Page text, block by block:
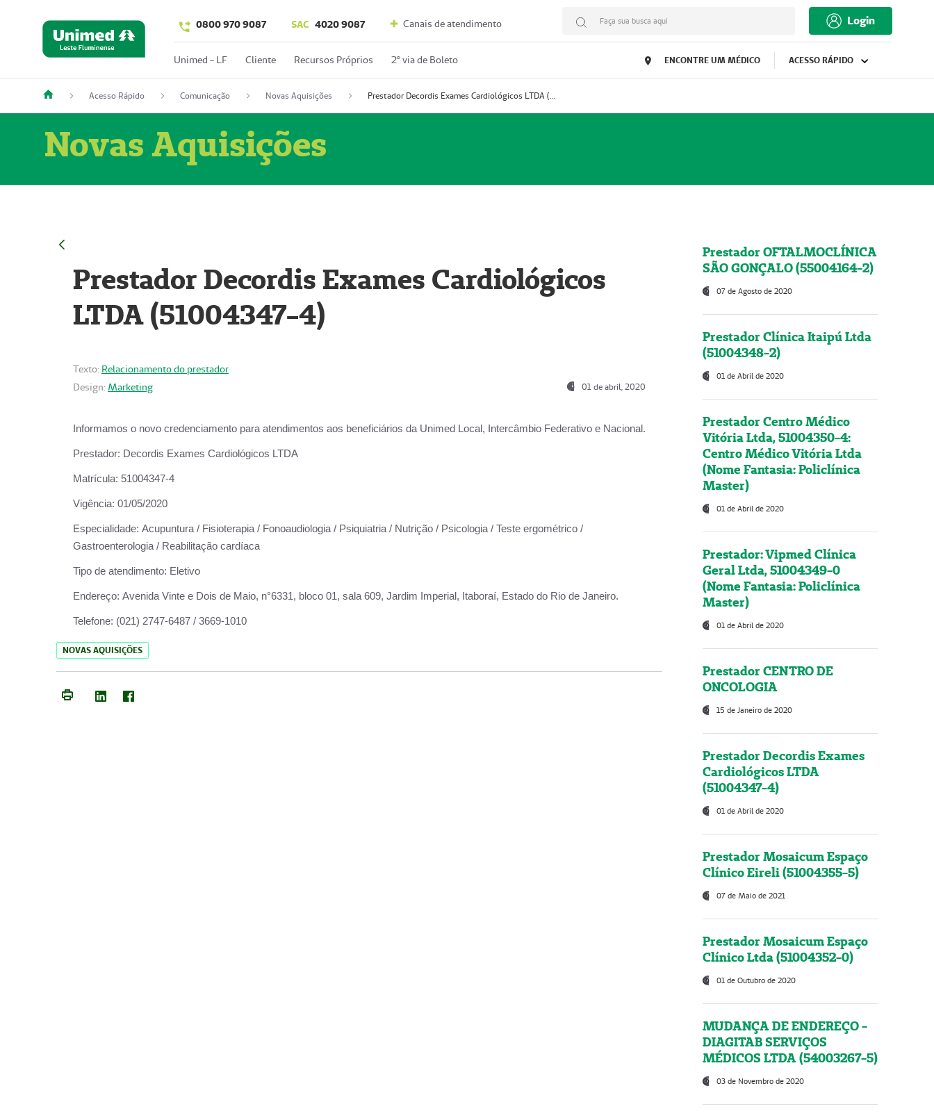
0800 970 9087 SAC 4020 9087 Canais de atendimento Faça sua busca aqui Login
Unimed - LF Cliente Recursos Próprios 2º via de Boleto ENCONTRE UM MÉDICO ACESSO RÁPIDO
Acesso Rápido Comunicação Novas Aquisições Prestador Decordis Exames Cardiológicos LTDA (51004347-4)
Novas Aquisições
Prestador Decordis Exames Cardiológicos
LTDA (51004347-4)
Texto: Relacionamento do prestador
Design: Marketing 01 de abril, 2020
Informamos o novo credenciamento para atendimentos aos beneficiários da Unimed Local, Intercâmbio Federativo e Nacional.
Prestador: Decordis Exames Cardiológicos LTDA
Matrícula: 51004347-4
Vigência: 01/05/2020
Especialidade: Acupuntura / Fisioterapia / Fonoaudiologia / Psiquiatria / Nutrição / Psicologia / Teste ergométrico /
Gastroenterologia / Reabilitação cardíaca
Tipo de atendimento: Eletivo
Endereço: Avenida Vinte e Dois de Maio, n°6331, bloco 01, sala 609, Jardim Imperial, Itaboraí, Estado do Rio de Janeiro.
Telefone: (021) 2747-6487 / 3669-1010
NOVAS AQUISIÇÕES
Prestador OFTALMOCLÍNICA
SÃO GONÇALO (55004164-2)
07 de Agosto de 2020
Prestador Clínica Itaipú Ltda
(51004348-2)
01 de Abril de 2020
Prestador Centro Médico
Vitória Ltda, 51004350-4:
Centro Médico Vitória Ltda
(Nome Fantasia: Policlínica
Master)
01 de Abril de 2020
Prestador: Vipmed Clínica
Geral Ltda, 51004349-0
(Nome Fantasia: Policlínica
Master)
01 de Abril de 2020
Prestador CENTRO DE
ONCOLOGIA
15 de Janeiro de 2020
Prestador Decordis Exames
Cardiológicos LTDA
(51004347-4)
01 de Abril de 2020
Prestador Mosaicum Espaço
Clínico Eireli (51004355-5)
07 de Maio de 2021
Prestador Mosaicum Espaço
Clínico Ltda (51004352-0)
01 de Outubro de 2020
MUDANÇA DE ENDEREÇO -
DIAGITAB SERVIÇOS
MÉDICOS LTDA (54003267-5)
03 de Novembro de 2020